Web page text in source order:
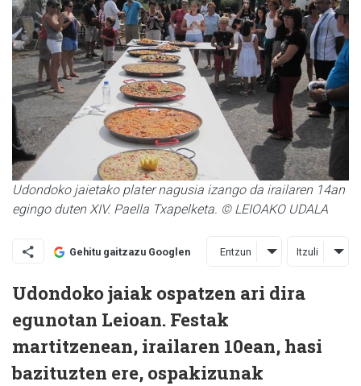
Udondoko jaietako plater nagusia izango da irailaren 14an
egingo duten XIV. Paella Txapelketa. © LEIOAKO UDALA
Gehitu gaitzazu Googlen Entzun Itzuli
Udondoko jaiak ospatzen ari dira
egunotan Leioan. Festak
martitzenean, irailaren 10ean, hasi
bazituzten ere, ospakizunak